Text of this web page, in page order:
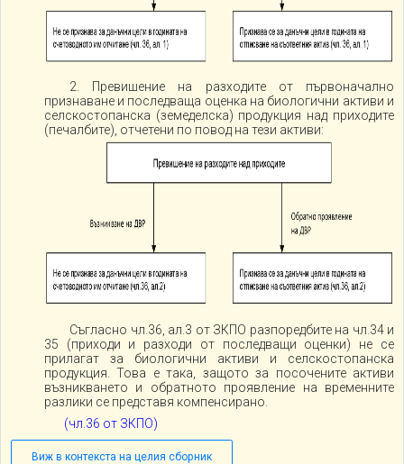
2. Превишение на разходите от първоначално
признаване и последваща оценка на биологични активи и
селскостопанска (земеделска) продукция над приходите
(печалбите), отчетени по повод на тези активи:
Съгласно чл.36, ал.3 от ЗКПО разпоредбите на чл.34 и
35 (приходи и разходи от последващи оценки) не се
прилагат за биологични активи и селскостопанска
продукция. Това е така, защото за посочените активи
възникването и обратното проявление на временните
разлики се представя компенсирано.
(чл.36 от ЗКПО)
Виж в контекста на целия сборник